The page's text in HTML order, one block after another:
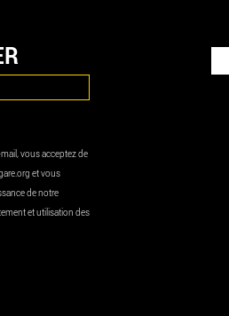
vous acceptez de
et vous
de notre
et utilisation des